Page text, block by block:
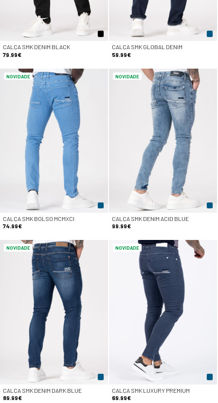
CALÇA SMK DENIM BLACK
79.99€
CALÇA SMK GLOBAL DENIM
59.99€
NOVIDADE
CALÇA SMK BOLSO MCMXCI
74.99€
NOVIDADE
CALÇA SMK DENIM ACID BLUE
99.99€
NOVIDADE
CALÇA SMK DENIM DARK BLUE
89.99€
NOVIDADE
CALÇA SMK LUXURY PREMIUM
69.99€